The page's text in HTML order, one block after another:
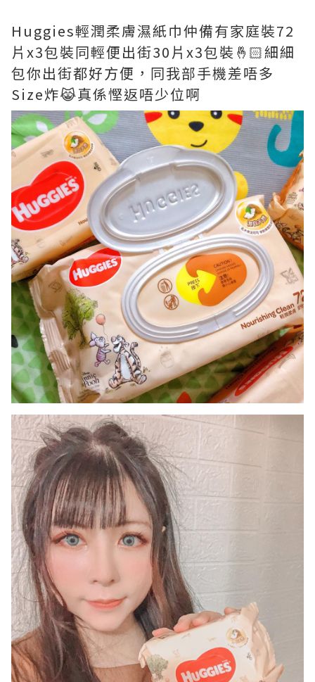
Huggies輕潤柔膚濕紙巾仲備有家庭裝72
片x3包裝同輕便出街30片x3包裝🤞🏻細細
包你出街都好方便，同我部手機差唔多
Size炸😹真係慳返唔少位啊